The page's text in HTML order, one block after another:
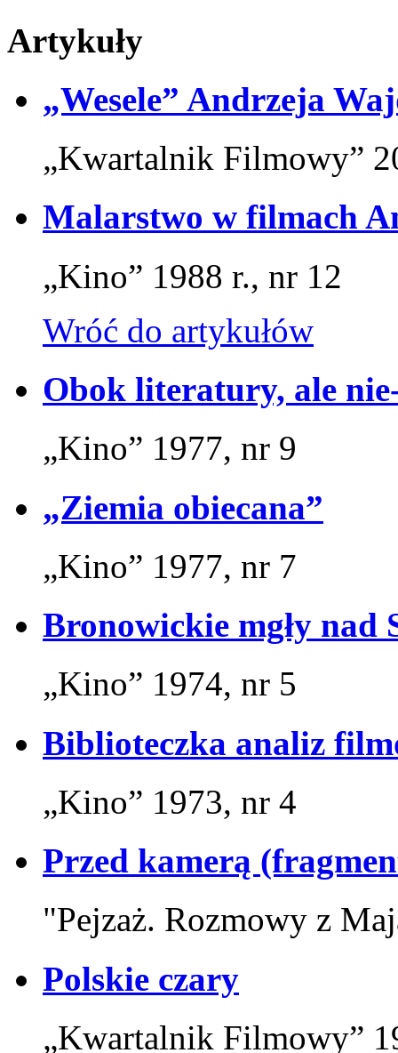
Artykuły
„Wesele” Andrzeja
„Kwartalnik Filmowy”
Malarstwo w filmach
„Kino” 1988 r., nr 12
Wróć do artykułów
Obok literatury, ale
„Kino” 1977, nr 9
„Ziemia obiecana”
„Kino” 1977, nr 7
Bronowickie mgły nad
„Kino” 1974, nr 5
Biblioteczka analiz
„Kino” 1973, nr 4
Przed kamerą
"Pejzaż. Rozmowy z
Polskie czary
„Kwartalnik Filmowy”